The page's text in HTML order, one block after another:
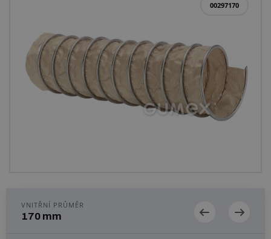
Další pryžové a plastové výrobky
Centrum poptávek
00297170
VNITŘNÍ PRŮMĚR
170 mm